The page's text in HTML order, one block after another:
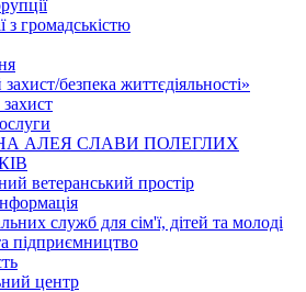
з громадськістю
безпека життєдіяльності»
АЛЕЯ СЛАВИ ПОЛЕГЛИХ
ветеранський простір
служб для сім'ї, дітей та молоді
підприємництво
центр